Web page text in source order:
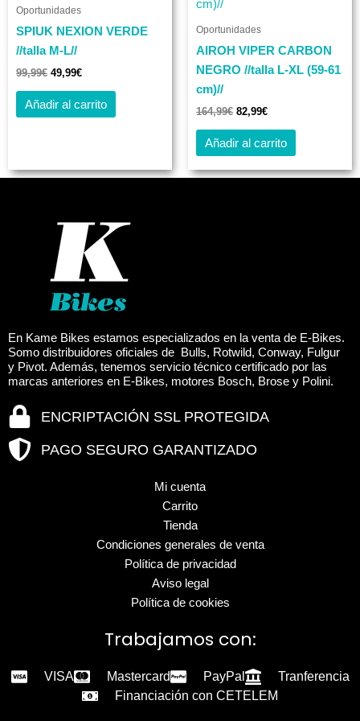
Oportunidades
SPIUK NEXION VERDE
//talla M-L//
99,99€
99,99€.
49,99€
Añadir al carrito
Oportunidades
AIROH VIPER CARBON
NEGRO //talla L-XL (59-61
cm)//
164,99€ 82,99€
Añadir al carrito
En Kame Bikes estamos especializados en la venta de E-Bikes.
Somo distribuidores oficiales de Bulls, Rotwild, Conway, Fulgur
y Pivot. Además, tenemos servicio técnico certificado por las
marcas anteriores en E-Bikes, motores Bosch, Brose y Polini.
ENCRIPTACIÓN SSL PROTEGIDA
PAGO SEGURO GARANTIZADO
Mi cuenta
Carrito
Tienda
Condiciones generales de venta
Política de privacidad
Aviso legal
Política de cookies
Trabajamos con:
VISA Mastercard PayPal
Tranferencia
Financiación con CETELEM